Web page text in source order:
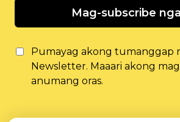
Mag-subscribe
Pumayag akong tumanggap
Newsletter. Maaari akong
anumang oras.